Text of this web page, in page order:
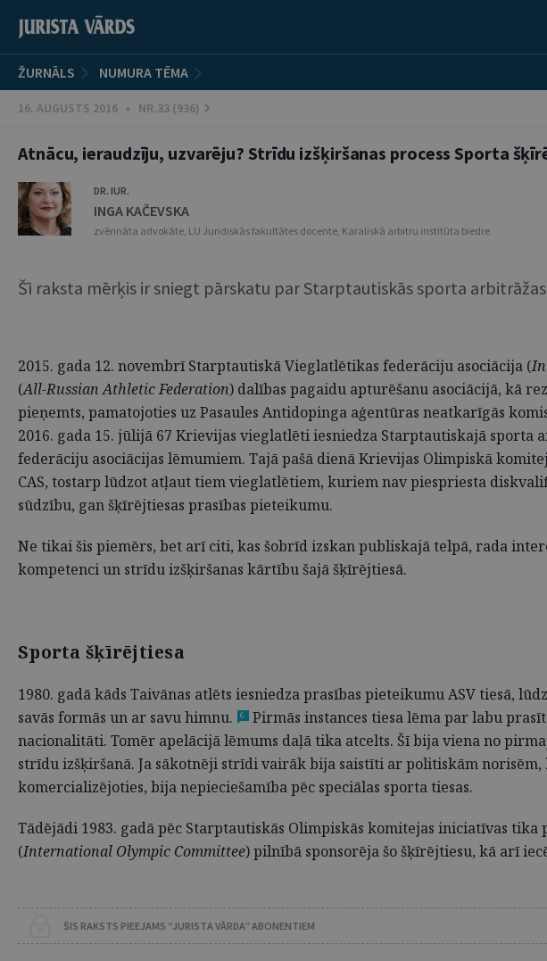
ŽURNĀLS NUMURA TĒMA
16. AUGUSTS 2016 • NR.33 (936)
Atnācu, ieraudzīju, uzvarēju? Strīdu izšķiršanas process Sporta
DR. IUR.
INGA KAČEVSKA
zvērināta advokāte, LU Juridiskās fakultātes docente, Karaliskā arbitru institūta biedre
Šī raksta mērķis ir sniegt pārskatu par Starptautiskās sporta
2015. gada 12. novembrī Starptautiskā Vieglatlētikas federāciju asociācija (
(All-Russian Athletic Federation) dalības pagaidu apturēšanu asociācijā, kā
pieņemts, pamatojoties uz Pasaules Antidopinga aģentūras neatkarīgās
2016. gada 15. jūlijā 67 Krievijas vieglatlēti iesniedza Starptautiskajā sporta
federāciju asociācijas lēmumiem. Tajā pašā dienā Krievijas Olimpiskā
CAS, tostarp lūdzot atļaut tiem vieglatlētiem, kuriem nav piespriesta
sūdzību, gan šķīrējtiesas prasības pieteikumu.
Ne tikai šis piemērs, bet arī citi, kas šobrīd izskan publiskajā telpā, rada
kompetenci un strīdu izšķiršanas kārtību šajā šķīrējtiesā.
Sporta šķīrējtiesa
1980. gadā kāds Taivānas atlēts iesniedza prasības pieteikumu ASV tiesā,
savās formās un ar savu himnu.
6
Pirmās instances tiesa lēma par labu
nacionalitāti. Tomēr apelācijā lēmums daļā tika atcelts. Šī bija viena no
strīdu izšķiršanā. Ja sākotnēji strīdi vairāk bija saistīti ar politiskām
komercializējoties, bija nepieciešamība pēc speciālas sporta tiesas.
Tādējādi 1983. gadā pēc Starptautiskās Olimpiskās komitejas iniciatīvas
(International Olympic Committee) pilnībā sponsorēja šo šķīrējtiesu, kā arī
ŠIS RAKSTS PIEEJAMS “JURISTA VĀRDA” ABONENTIEM